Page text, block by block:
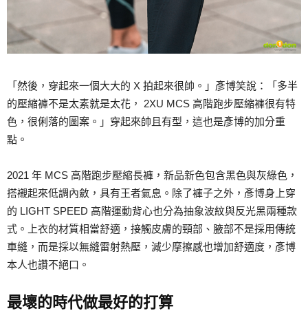
「然後，穿起來一個大大的 X 拍起來很帥。」彥博笑說：「多半
的壓縮褲不是太素就是太花， 2XU MCS 高階跑步壓縮褲很有特
色，很俐落的圖案。」穿起來帥且有型，這也是彥博的加分重
點。
2021 年 MCS 高階跑步壓縮長褲，新品新色包含黑色與灰綠色，
搭襯起來低調內斂，具有王者氣息。除了褲子之外，彥博身上穿
的 LIGHT SPEED 高階運動背心也分為抽象波紋與反光黑兩種款
式。上衣的材質相當舒適，接觸皮膚的頸部、腋部不是採用傳統
車縫，而是採以無縫雷射熱壓，減少摩擦感也增加舒適度，彥博
本人也讚不絕口。
最壞的時代做最好的打算